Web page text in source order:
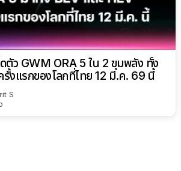
ตัว GWM ORA 5 ใน 2 ขุมพลัง ทั้ง
รั้งแรกของโลกที่ไทย 12 มี.ค. 69 นี้
S